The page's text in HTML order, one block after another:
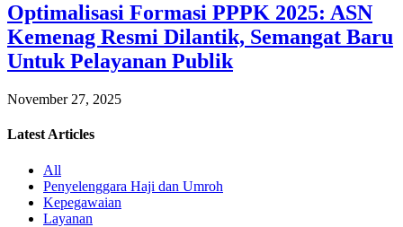
Optimalisasi Formasi PPPK 2025: ASN
Kemenag Resmi Dilantik, Semangat Baru
Untuk Pelayanan Publik
November 27, 2025
Latest Articles
All
Penyelenggara Haji dan Umroh
Kepegawaian
Layanan